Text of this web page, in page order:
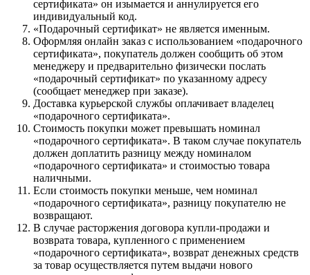
сертификата» он изымается и аннулируется его
индивидуальный код.
«Подарочный сертификат» не является именным.
Оформляя онлайн заказ с использованием «подарочного
сертификата», покупатель должен сообщить об этом
менеджеру и предварительно физически послать
«подарочный сертификат» по указанному адресу
(сообщает менеджер при заказе).
Доставка курьерской службы оплачивает владелец
«подарочного сертификата».
Стоимость покупки может превышать номинал
«подарочного сертификата». В таком случае покупатель
должен доплатить разницу между номиналом
«подарочного сертификата» и стоимостью товара
наличными.
Если стоимость покупки меньше, чем номинал
«подарочного сертификата», разницу покупателю не
возвращают.
В случае расторжения договора купли-продажи и
возврата товара, купленного с применением
«подарочного сертификата», возврат денежных средств
за товар осуществляется путем выдачи нового